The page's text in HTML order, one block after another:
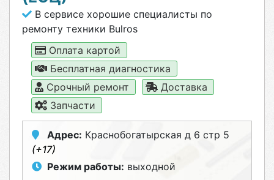
В сервисе хорошие специалисты по
ремонту техники Bulros
Оплата картой
Бесплатная диагностика
Срочный ремонт
Доставка
Запчасти
Адрес: Краснобогатырская д 6 стр 5
(+17)
Режим работы: выходной